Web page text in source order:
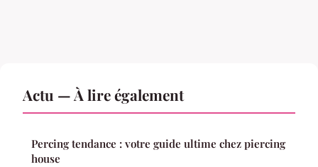
Actu — À lire également
Percing tendance : votre guide ultime chez piercing
house